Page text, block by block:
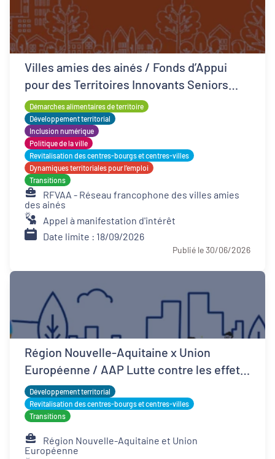
Villes amies des ainés / Fonds d’Appui
pour des Territoires Innovants Seniors
(FATIS)
Démarches alimentaires de territoire
Développement territorial
Inclusion numérique
Politique de la ville
Revitalisation des centres-bourgs et centres-villes
Dynamiques territoriales pour l’emploi
Transitions
RFVAA - Réseau francophone des villes amies
des ainés
Appel à manifestation d'intérêt
Date limite : 18/09/2026
Publié le 30/06/2026
Région Nouvelle-Aquitaine x Union
Européenne / AAP Lutte contre les effets
d'îlots de chaleur urbains
Développement territorial
Revitalisation des centres-bourgs et centres-villes
Transitions
Région Nouvelle-Aquitaine et Union
Européenne